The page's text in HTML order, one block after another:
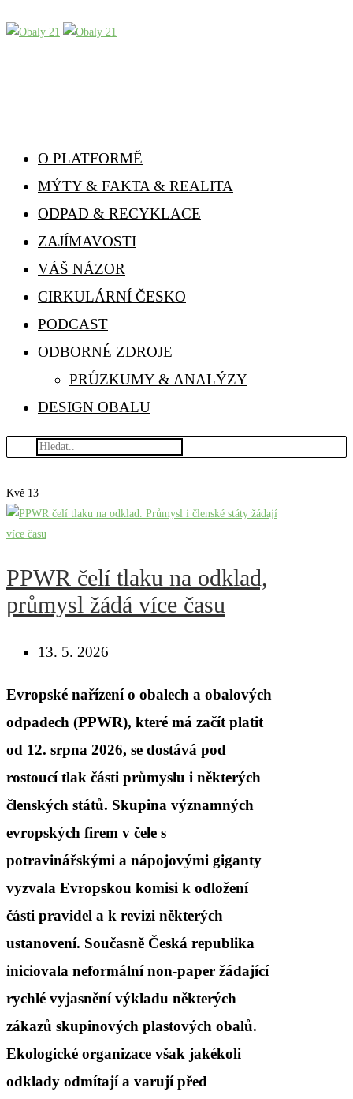
O PLATFORMĚ
MÝTY & FAKTA & REALITA
ODPAD & RECYKLACE
ZAJÍMAVOSTI
VÁŠ NÁZOR
CIRKULÁRNÍ ČESKO
PODCAST
ODBORNÉ ZDROJE
PRŮZKUMY & ANALÝZY
DESIGN OBALU
Kvě 13
PPWR čelí tlaku na odklad,
průmysl žádá více času
13. 5. 2026
Evropské nařízení o obalech a obalových
odpadech (PPWR), které má začít platit
od 12. srpna 2026, se dostává pod
rostoucí tlak části průmyslu i některých
členských států. Skupina významných
evropských firem v čele s
potravinářskými a nápojovými giganty
vyzvala Evropskou komisi k odložení
části pravidel a k revizi některých
ustanovení. Současně Česká republika
iniciovala neformální non-paper žádající
rychlé vyjasnění výkladu některých
zákazů skupinových plastových obalů.
Ekologické organizace však jakékoli
odklady odmítají a varují před